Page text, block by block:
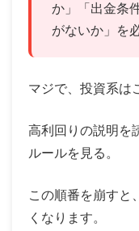
か」「出金条
がないか」を
マジで、投資系は
高利回りの説明を
ルールを見る。
この順番を崩すと
くなります。